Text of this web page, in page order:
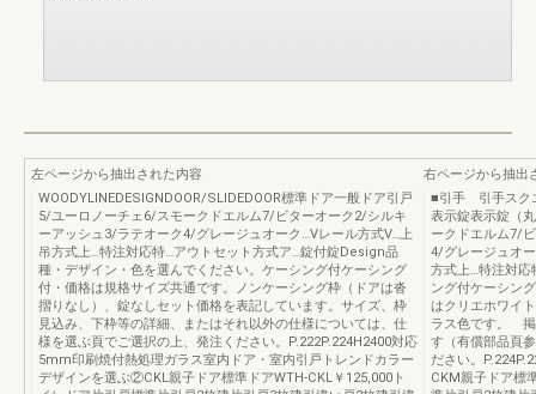
左ページから抽出された内容
WOODYLINEDESIGNDOOR/SLIDEDOOR標準ドア一般ドア引戸
5/ユーロノーチェ6/スモークドエルム7/ビターオーク2/シルキ
ーアッシュ3/ラテオーク4/グレージュオーク…Vレール方式V…上
吊方式上…特注対応特…アウトセット方式ア…錠付錠Design品
種・デザイン・色を選んでください。ケーシング付ケーシング
付・価格は規格サイズ共通です。ノンケーシング枠（ドアは沓
摺りなし）、錠なしセット価格を表記しています。サイズ、枠
見込み、下枠等の詳細、またはそれ以外の仕様については、仕
様を選ぶ頁でご選択の上、発注ください。P.222P.224H2400対応
5mm印刷焼付熱処理ガラス室内ドア・室内引戸トレンドカラー
デザインを選ぶ②CKL親子ドア標準ドアWTH-CKL￥125,000ト
右ページから抽出
■引手 引手スク
表示錠表示錠（
ークドエルム7/
4/グレージュオ
方式上…特注対
ング付ケーシン
はクリエホワイ
ラス色です。 掲
す（有償部品頁
ださい。
CKM親子ドア標